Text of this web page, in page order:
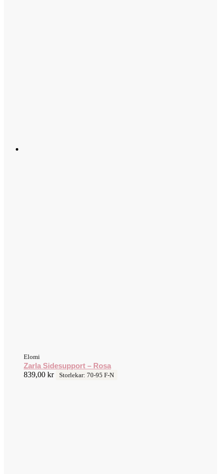
Elomi
Zarla Sidesupport – Rosa
839,00 kr Storlekar: 70-95 F-N